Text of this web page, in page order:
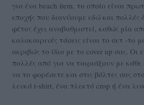
για ένα beach item, το οποίο είναι
εποχής που διανύουμε εδώ και πολλές
φέτος έχει αναβαθμιστεί, καθώς μία
καλοκαιρινές τάσεις είναι το σετ -το
ακριβώς το ίδιο με το cover up σας. Οι
πολλές από για να ταιριάξουν με
να το φορέσετε και στις βόλτες σας
λευκό t-shirt, ένα πλεκτό crop ή ένα